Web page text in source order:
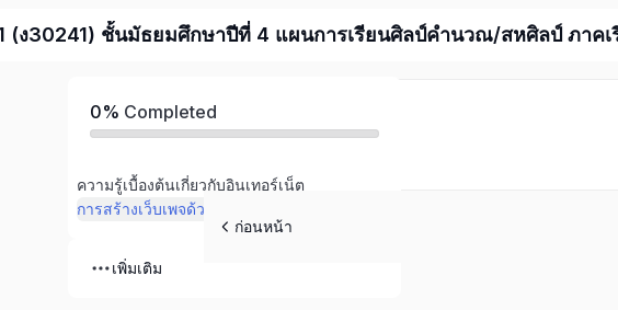
(ง30241) ชั้นมัธยมศึกษาปีที่ 4 แผนการเรียนศิลป์คำนวณ/สหศิลป์ ภาค
0% Completed
ความรู้เบื้องต้นเกี่ยวกับอินเทอร์เน็ต
การสร้างเว็บเพจด้วยภาษา HTML
เพิ่มเติม
ก่อนหน้า